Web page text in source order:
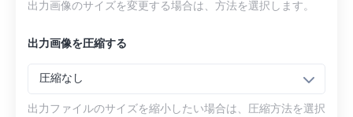
出力画像のサイズを変更する場合は、方法を選択します。
出力画像を圧縮する
圧縮なし
出力ファイルのサイズを縮小したい場合は、圧縮方法を選択